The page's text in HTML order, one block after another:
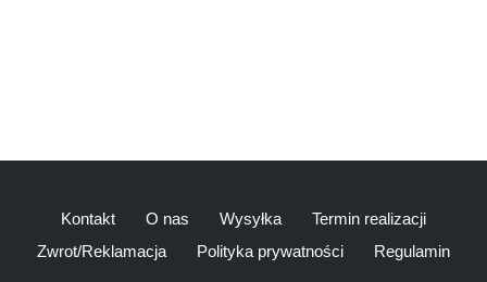
Kontakt O nas Wysyłka
Termin realizacji
Zwrot/Reklamacja
Polityka prywatności Regulamin